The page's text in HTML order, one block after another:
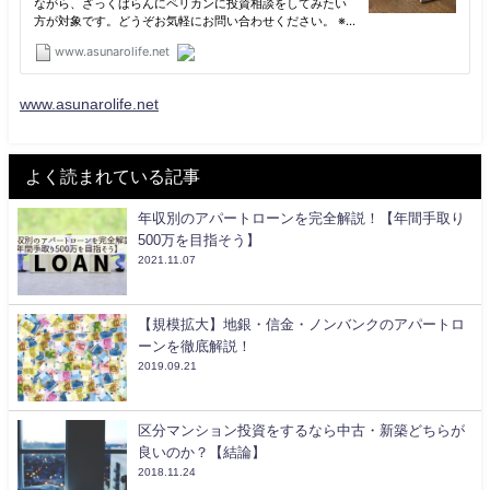
www.asunarolife.net
よく読まれている記事
年収別のアパートローンを完全解説！【年間手取り
500万を目指そう】
2021.11.07
【規模拡大】地銀・信金・ノンバンクのアパートロ
ーンを徹底解説！
2019.09.21
区分マンション投資をするなら中古・新築どちらが
良いのか？【結論】
2018.11.24